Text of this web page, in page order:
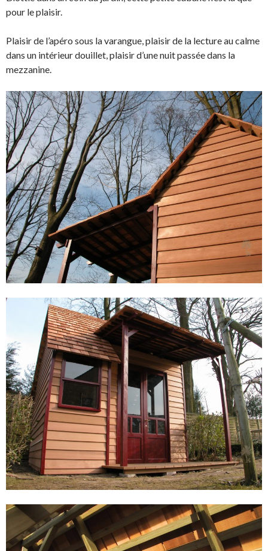
pour le plaisir.
Plaisir de l’apéro sous la varangue, plaisir de la lecture au calme
dans un intérieur douillet, plaisir d’une nuit passée dans la
mezzanine.